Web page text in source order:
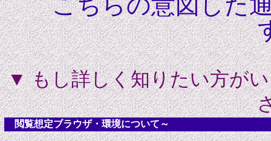
▼ もし詳しく知りたい方が
閲覧想定ブラウザ・環境について～